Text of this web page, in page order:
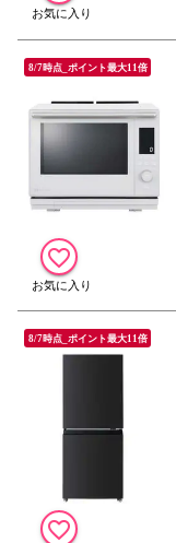
8/7時点_ポイント最大11倍
8/7時点_ポイント最大11倍